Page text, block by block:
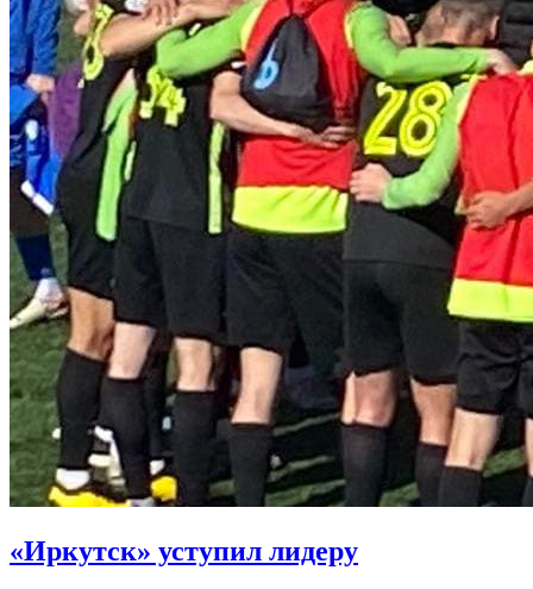
«Иркутск» уступил лидеру